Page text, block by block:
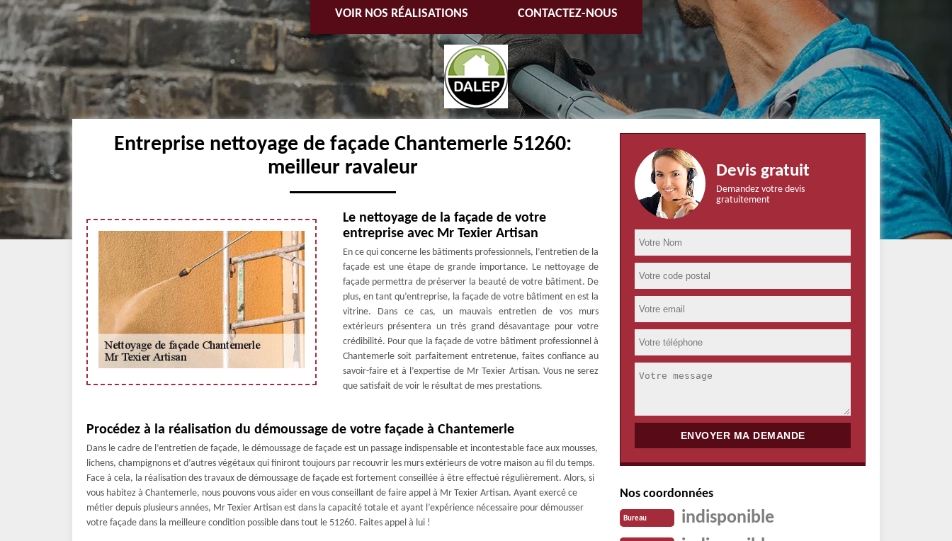
VOIR NOS RÉALISATIONS CONTACTEZ-NOUS
Entreprise nettoyage de façade Chantemerle 51260:
meilleur ravaleur
Le nettoyage de la façade de votre
entreprise avec Mr Texier Artisan
En ce qui concerne les bâtiments professionnels, l’entretien de la
façade est une étape de grande importance. Le nettoyage de
façade permettra de préserver la beauté de votre bâtiment. De
plus, en tant qu’entreprise, la façade de votre bâtiment en est la
vitrine. Dans ce cas, un mauvais entretien de vos murs
extérieurs présentera un très grand désavantage pour votre
crédibilité. Pour que la façade de votre bâtiment professionnel à
Chantemerle soit parfaitement entretenue, faites confiance au
savoir-faire et à l’expertise de Mr Texier Artisan. Vous ne serez
que satisfait de voir le résultat de mes prestations.
Procédez à la réalisation du démoussage de votre façade à Chantemerle
Dans le cadre de l’entretien de façade, le démoussage de façade est un passage indispensable et incontestable face aux mousses,
lichens, champignons et d’autres végétaux qui finiront toujours par recouvrir les murs extérieurs de votre maison au fil du temps.
Face à cela, la réalisation des travaux de démoussage de façade est fortement conseillée à être effectué régulièrement. Alors, si
vous habitez à Chantemerle, nous pouvons vous aider en vous conseillant de faire appel à Mr Texier Artisan. Ayant exercé ce
métier depuis plusieurs années, Mr Texier Artisan est dans la capacité totale et ayant l’expérience nécessaire pour démousser
votre façade dans la meilleure condition possible dans tout le 51260. Faites appel à lui !
Devis gratuit
Demandez votre devis
gratuitement
Nos coordonnées
Bureau indisponible